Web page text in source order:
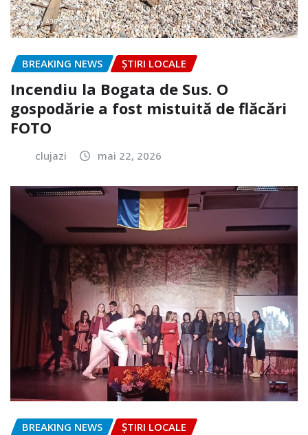
BREAKING NEWS ȘTIRI LOCALE
Incendiu la Bogata de Sus. O
gospodărie a fost mistuită de flăcări
FOTO
clujazi mai 22, 2026
BREAKING NEWS ȘTIRI LOCALE